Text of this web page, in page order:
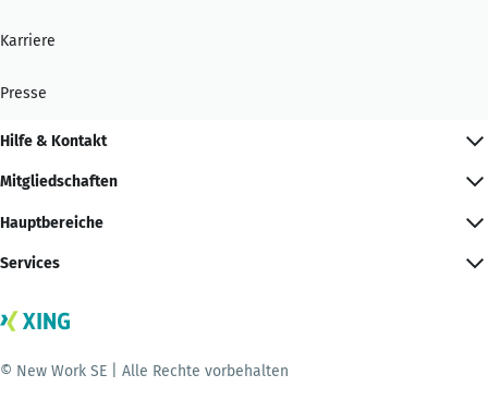
Karriere
Presse
Hilfe & Kontakt
Mitgliedschaften
Hauptbereiche
Services
© New Work SE | Alle Rechte vorbehalten